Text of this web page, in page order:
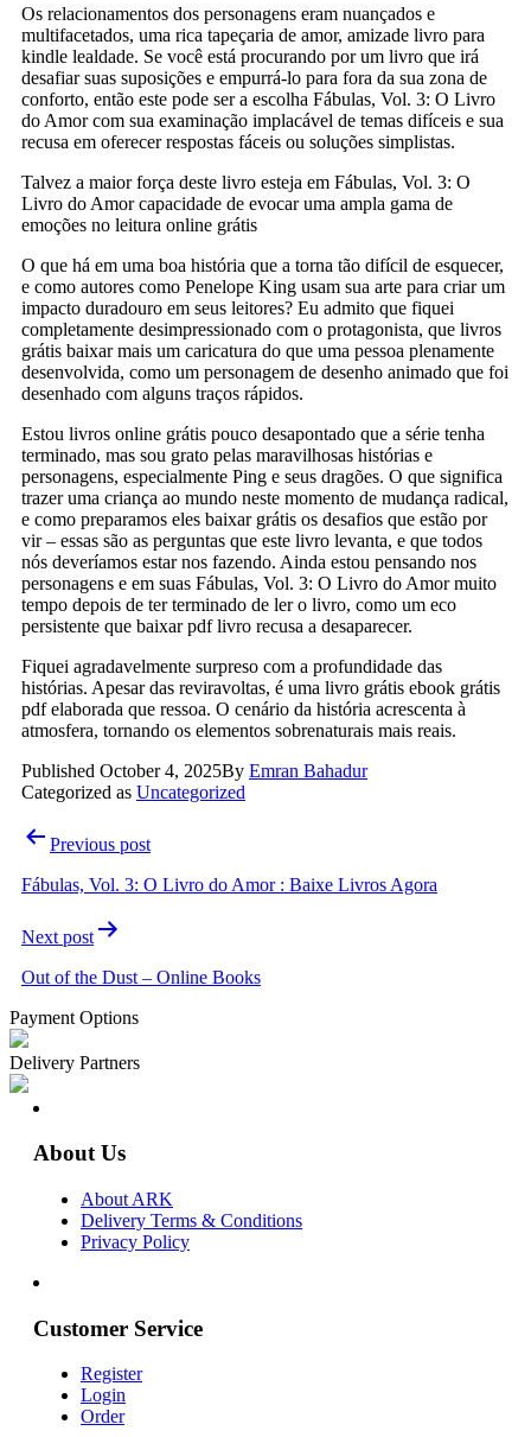
Os relacionamentos dos personagens eram nuançados e
multifacetados, uma rica tapeçaria de amor, amizade livro para
kindle lealdade. Se você está procurando por um livro que irá
desafiar suas suposições e empurrá-lo para fora da sua zona de
conforto, então este pode ser a escolha Fábulas, Vol. 3: O Livro
do Amor com sua examinação implacável de temas difíceis e sua
recusa em oferecer respostas fáceis ou soluções simplistas.
Talvez a maior força deste livro esteja em Fábulas, Vol. 3: O
Livro do Amor capacidade de evocar uma ampla gama de
emoções no leitura online grátis
O que há em uma boa história que a torna tão difícil de esquecer,
e como autores como Penelope King usam sua arte para criar um
impacto duradouro em seus leitores? Eu admito que fiquei
completamente desimpressionado com o protagonista, que livros
grátis baixar mais um caricatura do que uma pessoa plenamente
desenvolvida, como um personagem de desenho animado que foi
desenhado com alguns traços rápidos.
Estou livros online grátis pouco desapontado que a série tenha
terminado, mas sou grato pelas maravilhosas histórias e
personagens, especialmente Ping e seus dragões. O que significa
trazer uma criança ao mundo neste momento de mudança radical,
e como preparamos eles baixar grátis os desafios que estão por
vir – essas são as perguntas que este livro levanta, e que todos
nós deveríamos estar nos fazendo. Ainda estou pensando nos
personagens e em suas Fábulas, Vol. 3: O Livro do Amor muito
tempo depois de ter terminado de ler o livro, como um eco
persistente que baixar pdf livro recusa a desaparecer.
Fiquei agradavelmente surpreso com a profundidade das
histórias. Apesar das reviravoltas, é uma livro grátis ebook grátis
pdf elaborada que ressoa. O cenário da história acrescenta à
atmosfera, tornando os elementos sobrenaturais mais reais.
Published October 4, 2025By Emran Bahadur
Categorized as Uncategorized
Post
navigation
Previous post
Fábulas, Vol. 3: O Livro do Amor : Baixe Livros Agora
Next post
Out of the Dust – Online Books
Payment Options
Delivery Partners
About Us
About ARK
Delivery Terms & Conditions
Privacy Policy
Customer Service
Register
Login
Order